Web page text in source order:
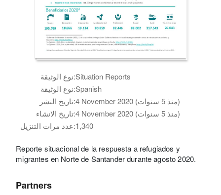
نوع الوثيقة:Situation Reports
نوع الوثيقة:Spanish
تاريخ النشر:
4 November 2020 (منذ 5 سنوات)
تاريخ الانشاء:
4 November 2020 (منذ 5 سنوات)
عدد مرات التنزيل:1,340
Reporte situacional de la respuesta a refugiados y
migrantes en Norte de Santander durante agosto 2020.
Partners